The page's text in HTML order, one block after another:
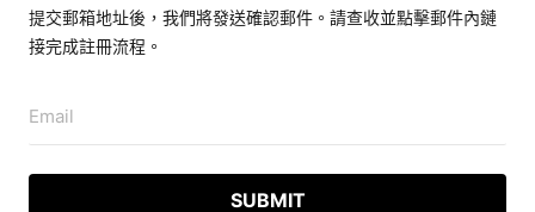
提交郵箱地址後，我們將發送確認郵件。請查收並點擊郵件內鏈
接完成註冊流程。
Email